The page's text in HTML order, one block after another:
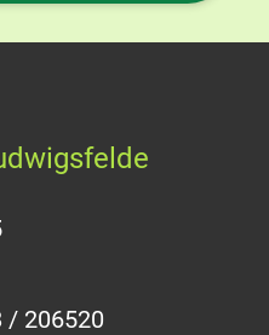
/ 206520